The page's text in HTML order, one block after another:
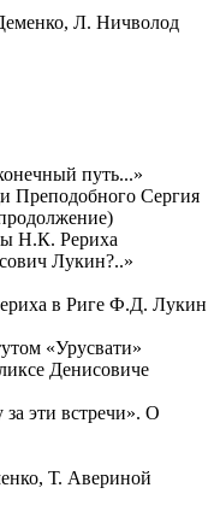
Л. Ничволод
путь...»
Преподобного Сергия
Н.К. Рериха
Лукин?..»
в Риге Ф.Д. Лукин
«Урусвати»
Денисовиче
за эти встречи». О
Т. Авериной